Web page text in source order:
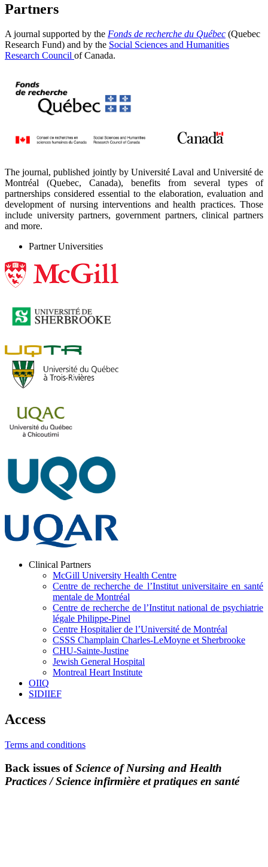
Partners
A journal supported by the Fonds de recherche du Québec (Quebec
Research Fund) and by the Social Sciences and Humanities
Research Council of Canada.
The journal, published jointly by Université Laval and Université de
Montréal (Quebec, Canada), benefits from several types of
partnerships considered essential to the elaboration, evaluation and
development of nursing interventions and health practices. Those
include university partners, government partners, clinical partners
and more.
Partner Universities
Clinical Partners
McGill University Health Centre
Centre de recherche de l’Institut universitaire en santé
mentale de Montréal
Centre de recherche de l’Institut national de psychiatrie
légale Philippe-Pinel
Centre Hospitalier de l’Université de Montréal
CSSS Champlain Charles-LeMoyne et Sherbrooke
CHU-Sainte-Justine
Jewish General Hospital
Montreal Heart Institute
OIIQ
SIDIIEF
Access
Terms and conditions
Back issues ofScience of Nursing and Health
Practices / Science infirmière et pratiques en santé